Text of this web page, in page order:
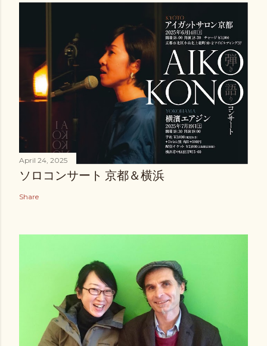
April 24, 2025
ソロコンサート 京都＆横浜
Share